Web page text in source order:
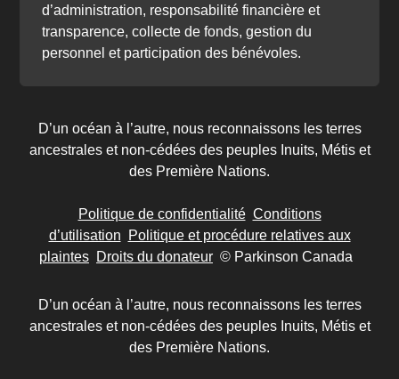
d’administration, responsabilité financière et
transparence, collecte de fonds, gestion du
personnel et participation des bénévoles.
D’un océan à l’autre, nous reconnaissons les terres
ancestrales et non-cédées des peuples Inuits, Métis et
des Première Nations.
Politique de confidentialité Conditions
d’utilisation
Politique et procédure relatives aux
plaintes Droits du donateur © Parkinson Canada
D’un océan à l’autre, nous reconnaissons les terres
ancestrales et non-cédées des peuples Inuits, Métis et
des Première Nations.